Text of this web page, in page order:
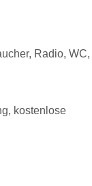
Radio, WC,
kostenlose